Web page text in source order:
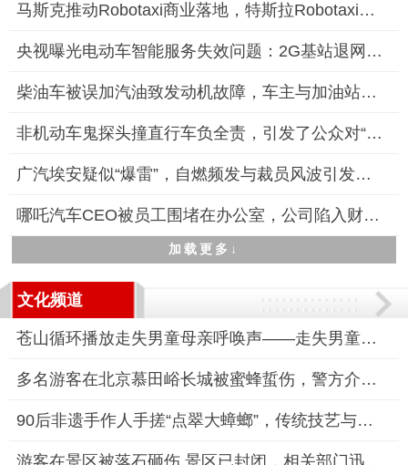
马斯克推动Robotaxi商业落地，特斯拉Robotaxi服务即将启动
央视曝光电动车智能服务失效问题：2G基站退网，智能服务需付费升
柴油车被误加汽油致发动机故障，车主与加油站陷入责任认定僵局
非机动车鬼探头撞直行车负全责，引发了公众对“鬼探头”事故责任
广汽埃安疑似“爆雷”，自燃频发与裁员风波引发市场担忧
哪吒汽车CEO被员工围堵在办公室，公司陷入财务与舆论双重危机
加载更多↓
文化频道
苍山循环播放走失男童母亲呼唤声——走失男童搜救持续进行
多名游客在北京慕田峪长城被蜜蜂蜇伤，警方介入调查
90后非遗手作人手搓“点翠大蟑螂”，传统技艺与亚文化碰撞出新火
游客在景区被落石砸伤 景区已封闭，相关部门迅速响应并封闭景区